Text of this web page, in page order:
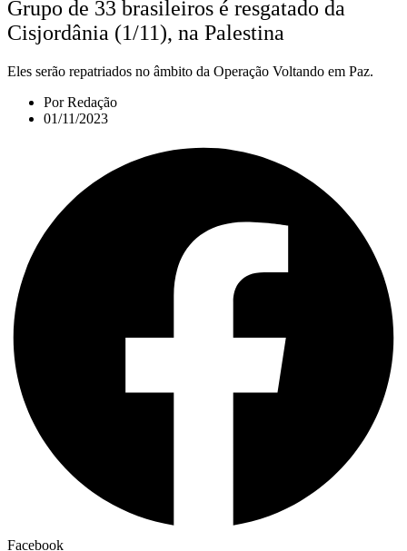
Grupo de 33 brasileiros é resgatado da
Cisjordânia (1/11), na Palestina
Eles serão repatriados no âmbito da Operação Voltando em Paz.
PorRedação
01/11/2023
Facebook